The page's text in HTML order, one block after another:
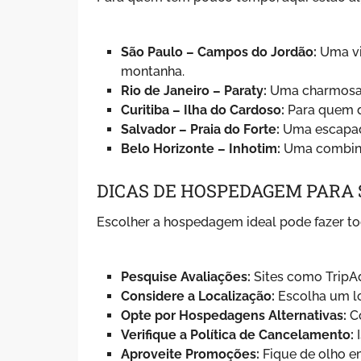
São Paulo – Campos do Jordão: Uma
montanha.
Rio de Janeiro – Paraty: Uma
Curitiba – Ilha do Cardoso: Para quem
Salvador – Praia do Forte: Uma
Belo Horizonte – Inhotim: Uma
DICAS DE HOSPEDAGEM
Escolher a hospedagem ideal pode fazer
Pesquise Avaliações: Sites como
Considere a Localização: Escolha um
Opte por Hospedagens Alternativas:
Verifique a Política de Cancelamento:
Aproveite Promoções: Fique de olho